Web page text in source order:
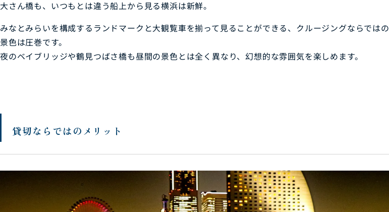
大さん橋も、いつもとは違う船上から見る横浜は新鮮。
みなとみらいを構成するランドマークと大観覧車を揃って見ることができる、クルージングならではの
景色は圧巻です。
夜のベイブリッジや鶴見つばさ橋も昼間の景色とは全く異なり、幻想的な雰囲気を楽しめます。
貸切ならではのメリット